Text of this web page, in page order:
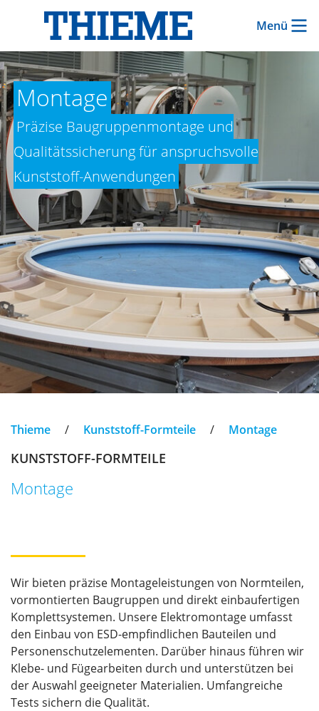
Menü
Montage
Präzise Baugruppenmontage und
Qualitätssicherung für anspruchsvolle
Kunststoff-Anwendungen
Thieme / Kunststoff-Formteile / Montage
KUNSTSTOFF-FORMTEILE
Montage
Wir bieten präzise Montageleistungen von Normteilen,
vormontierten Baugruppen und direkt einbaufertigen
Komplettsystemen. Unsere Elektromontage umfasst
den Einbau von ESD-empfindlichen Bauteilen und
Personenschutzelementen. Darüber hinaus führen wir
Klebe- und Fügearbeiten durch und unterstützen bei
der Auswahl geeigneter Materialien. Umfangreiche
Tests sichern die Qualität.